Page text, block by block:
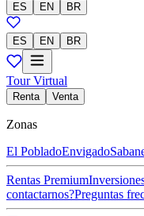
ES EN BR
ES EN BR
Tour Virtual
Renta Venta
Zonas
El PobladoEnvigado
Rentas Premium
contactarnos?Preguntas